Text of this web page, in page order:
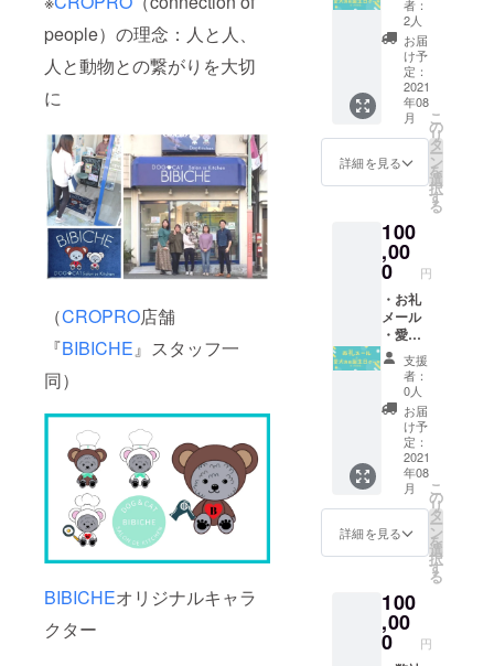
people）の理念：人と人、
人と動物との繋がりを大切
に
（CROPRO店舗
『BIBICHE』スタッフ一
同）
BIBICHEオリジナルキャラ
クター
に冷凍
配送に
てお届
けしま
す。
②BIBIC
family
animal
Tシャツ
希望を
M, Lど
ちらか
お知ら
せくだ
さい
（M:身
丈69, 身
幅49,肩
幅41,袖
丈20
L:身丈
72, 身幅
52,肩幅
44,袖丈
21）素
材：綿
100％
※2021
年8月～
11月の
間にお
答えし
ます。
Webを
利用し
てのご
相談も
可能で
す。
※2021
利用可
能で
す。
キ（１
個） 直
径:9.5c
m×高
さ:4.5c
m 【原
材料】
カッ
テージ
チーズ/
豆乳ク
豆乳/
ヨーグ
ルト/ゼ
ラチン/
きな粉/
オリー
ブオイ
ル/甘酒/
米粉/
米っ粉/
卵/じゃ
がいも/
パウ
ダー(カ
ボチャ/
紅麹)
※2021
年8月～
2022年
7月の間
のお誕
生日時
に冷凍
配送に
者：
2人
お届
け予
定：
2021
年08
月
詳細を見る
こ
の
リ
タ
ー
ン
を
選
択
す
る
100
,00
0 円
・お礼
メール
・愛犬
お誕生
日ケー
キ（１
個） 直
径:9.5c
m×高
さ:4.5c
m 【原
材料】
カッ
テージ
チーズ/
豆乳ク
豆乳/
ヨーグ
ルト/ゼ
ラチン/
支援
者：
0人
お届
け予
定：
2021
年08
月
詳細を見る
こ
の
リ
タ
ー
ン
を
選
択
す
る
100
,00
0 円